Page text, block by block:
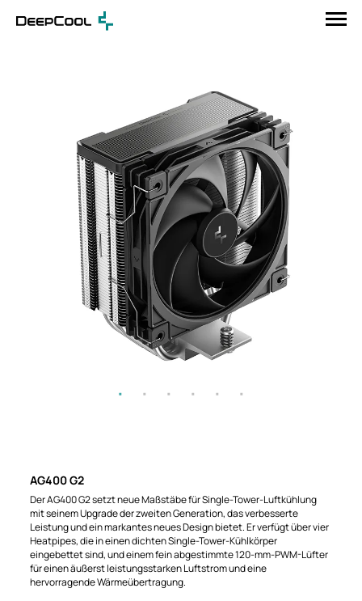
AG400 G2
Der AG400 G2 setzt neue Maßstäbe für Single-Tower-Luftkühlung
mit seinem Upgrade der zweiten Generation, das verbesserte
Leistung und ein markantes neues Design bietet. Er verfügt über vier
Heatpipes, die in einen dichten Single-Tower-Kühlkörper
eingebettet sind, und einem fein abgestimmte 120-mm-PWM-Lüfter
für einen äußerst leistungsstarken Luftstrom und eine
hervorragende Wärmeübertragung.